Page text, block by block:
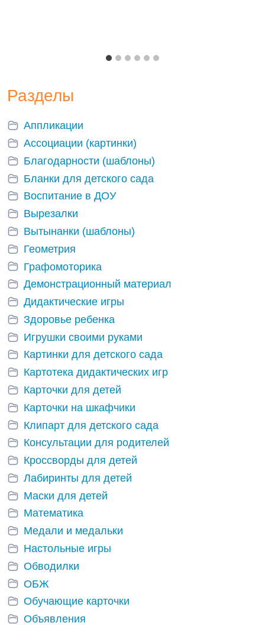
Разделы
Аппликации
Ассоциации (картинки)
Благодарности (шаблоны)
Бланки для детского сада
Воспитание в ДОУ
Вырезалки
Вытынанки (шаблоны)
Геометрия
Графомоторика
Демонстрационный материал
Дидактические игры
Здоровье ребенка
Игрушки своими руками
Картинки для детского сада
Картотека дидактических игр
Карточки для детей
Карточки на шкафчики
Клипарт для детского сада
Консультации для родителей
Кроссворды для детей
Лабиринты для детей
Маски для детей
Математика
Медали и медальки
Настольные игры
Обводилки
ОБЖ
Обучающие карточки
Объявления